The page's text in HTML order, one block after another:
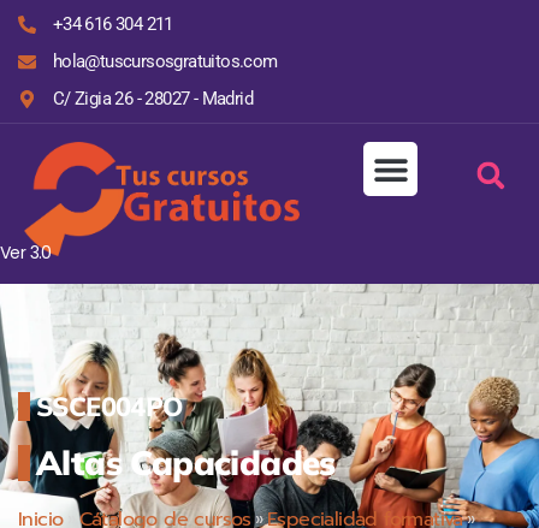
+34 616 304 211
hola@tuscursosgratuitos.com
C/ Zigia 26 - 28027 - Madrid
Ver 3.0
SSCE004PO
Altas Capacidades
Inicio»Cátalogo de cursos»Especialidad formativa»